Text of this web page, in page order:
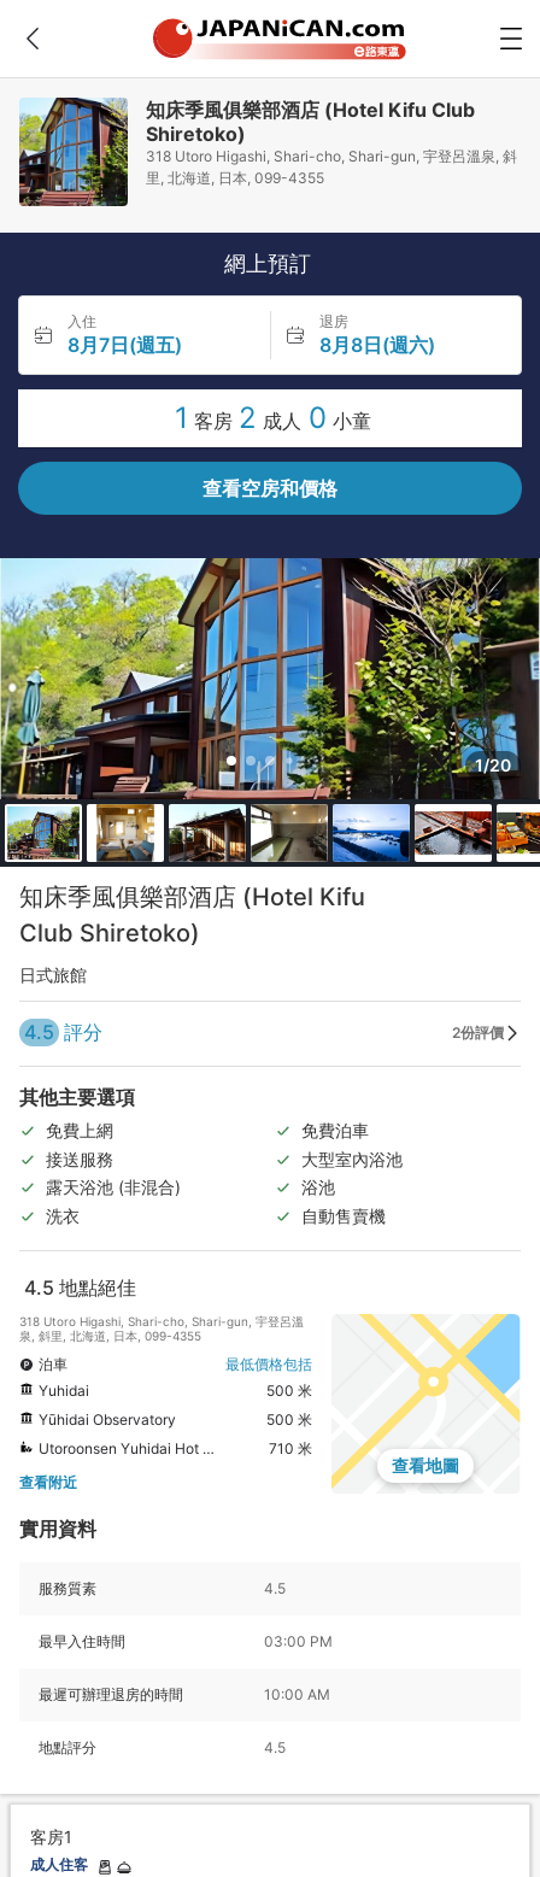
知床季風俱樂部酒店 (Hotel Kifu Club
Shiretoko)
318 Utoro Higashi, Shari-cho, Shari-gun, 宇登呂溫泉, 斜
里, 北海道, 日本, 099-4355
網上預訂
入住
8月7日(週五)
退房
8月8日(週六)
1 客房 2 成人 0 小童
查看空房和價格
1/20
知床季風俱樂部酒店 (Hotel Kifu
Club Shiretoko)
日式旅館
4.5 評分 2份評價
其他主要選項
免費上網
免費泊車
接送服務
大型室內浴池
露天浴池 (非混合)
浴池
洗衣
自動售賣機
4.5 地點絕佳
318 Utoro Higashi, Shari-cho, Shari-gun, 宇登呂溫
泉, 斜里, 北海道, 日本, 099-4355
泊車
最低價格包括
Yuhidai
500 米
Yūhidai Observatory
500 米
Utoroonsen Yuhidai Hot Spring
710 米
查看附近
查看地圖
實用資料
服務質素 4.5
最早入住時間 03:00 PM
最遲可辦理退房的時間 10:00 AM
地點評分 4.5
客房1
成人住客